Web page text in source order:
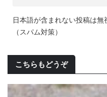
日本語が含まれない投稿は無
（スパム対策）
こちらもどうぞ